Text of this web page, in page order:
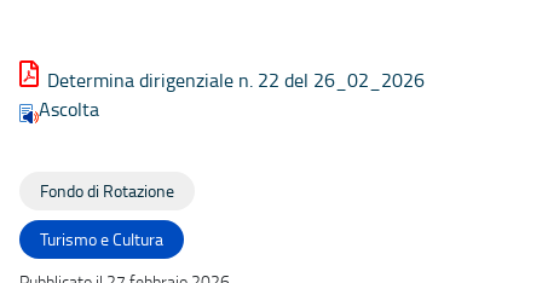
Determina dirigenziale n. 22 del 26_02_2026
Ascolta
Fondo di Rotazione
Turismo e Cultura